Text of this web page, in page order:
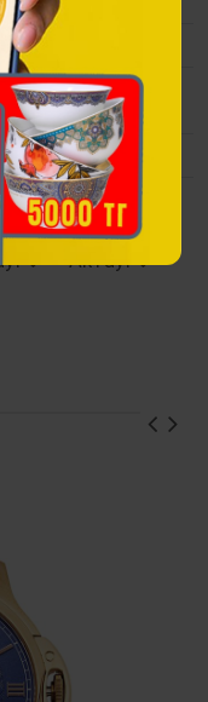
өңдеу.
14 см
ағаш.
Актау: